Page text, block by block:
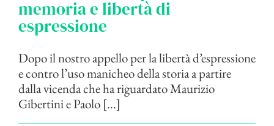
memoria e libertà di
espressione
Dopo il nostro appello per la libertà d’espressione
e contro l’uso manicheo della storia a partire
dalla vicenda che ha riguardato Maurizio
Gibertini e Paolo [...]